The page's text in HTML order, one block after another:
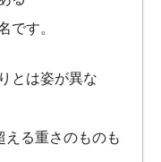
です。
とは姿が異な
える重さのものも